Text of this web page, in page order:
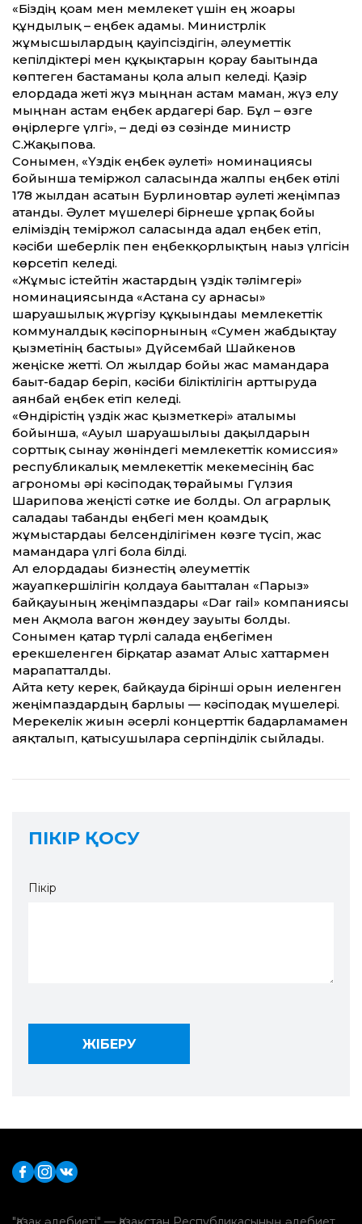
«Біздің қоғам мен мемлекет үшін ең жоғары
құндылық – еңбек адамы. Министрлік
жұмысшылардың қауіпсіздігін, әлеуметтік
кепілдіктері мен құқықтарын қорғау бағытында
көптеген бастаманы қолға алып келеді. Қазір
елордада жеті жүз мыңнан астам маман, жүз елу
мыңнан астам еңбек ардагері бар. Бұл – өзге
өңірлерге үлгі», – деді өз сөзінде министр
С.Жақыпова.
Сонымен, «Үздік еңбек әулеті» номинациясы
бойынша теміржол саласында жалпы еңбек өтілі
178 жылдан асатын Бурлиновтар әулеті жеңімпаз
атанды. Әулет мүшелері бірнеше ұрпақ бойы
еліміздің теміржол саласында адал еңбек етіп,
кәсіби шеберлік пен еңбекқорлықтың нағыз үлгісін
көрсетіп келеді.
«Жұмыс істейтін жастардың үздік тәлімгері»
номинациясында «Астана су арнасы»
шаруашылық жүргізу құқығындағы мемлекеттік
коммуналдық кәсіпорнының «Сумен жабдықтау
қызметінің бастығы» Дүйсембай Шайкенов
жеңіске жетті. Ол жылдар бойы жас мамандарға
бағыт-бағдар беріп, кәсіби біліктілігін арттыруда
аянбай еңбек етіп келеді.
«Өндірістің үздік жас қызметкері» аталымы
бойынша, «Ауыл шаруашылығы дақылдарын
сорттық сынау жөніндегі мемлекеттік комиссия»
республикалық мемлекеттік мекемесінің бас
агрономы әрі кәсіподақ төрайымы Гүлзия
Шарипова жеңісті сәтке ие болды. Ол аграрлық
саладағы табанды еңбегі мен қоғамдық
жұмыстардағы белсенділігімен көзге түсіп, жас
мамандарға үлгі бола білді.
Ал елордадағы бизнестің әлеуметтік
жауапкершілігін қолдауға бағытталған «Парыз»
байқауының жеңімпаздары «Dar rail» компаниясы
мен Ақмола вагон жөндеу зауыты болды.
Сонымен қатар түрлі салада еңбегімен
ерекшеленген бірқатар азамат Алғыс хаттармен
марапатталды.
Айта кету керек, байқауда бірінші орын иеленген
жеңімпаздардың барлығы — кәсіподақ мүшелері.
Мерекелік жиын әсерлі концерттік бағдарламамен
аяқталып, қатысушыларға серпінділік сыйлады.
ПІКІР ҚОСУ
Пікір